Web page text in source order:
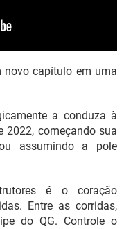
novo capítulo em uma
a conduza à
2022, começando sua
assumindo a pole
é o coração
Entre as corridas,
do QG. Controle o